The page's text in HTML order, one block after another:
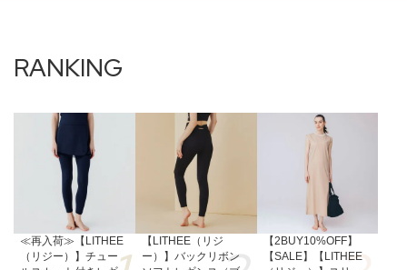
≪再入荷≫【LITHEE
（リジー）】チュー
【LITHEE（リジ
ー）】バックリボン
【2BUY10%OFF】
【SALE】【LITHEE